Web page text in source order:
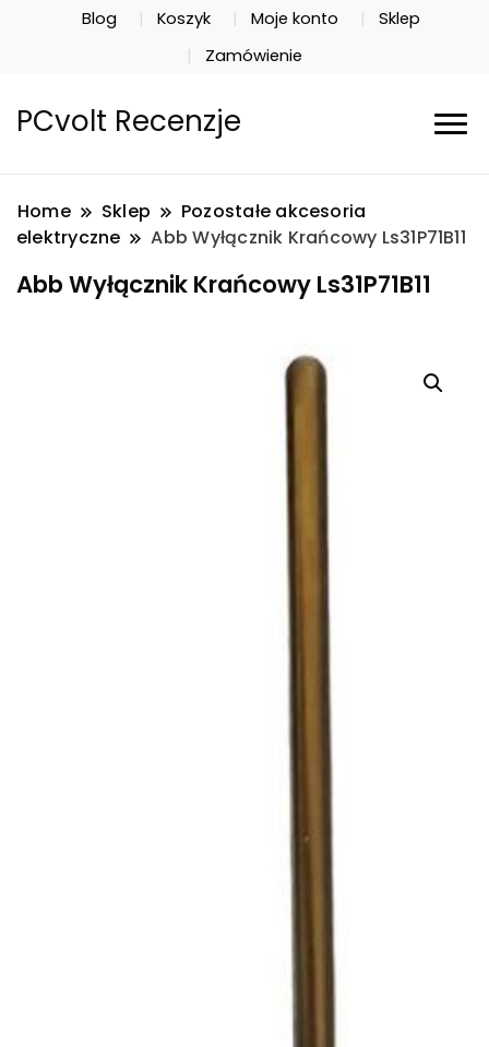
Blog Koszyk Moje konto
Sklep
Zamówienie
PCvolt Recenzje
Home Sklep
Pozostałe akcesoria
elektryczne
Abb Wyłącznik Krańcowy Ls31P71B11
Abb Wyłącznik Krańcowy Ls31P71B11